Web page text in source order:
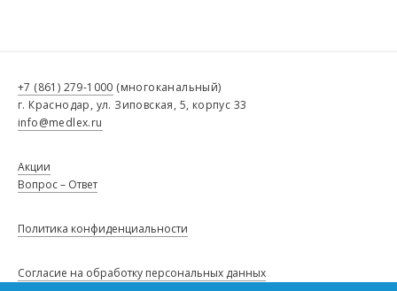
+7 (861) 279-1000 (многоканальный)
г. Краснодар, ул. Зиповская, 5, корпус 33
info@medlex.ru
Акции
Вопрос – Ответ
Политика конфиденциальности
Согласие на обработку персональных данных